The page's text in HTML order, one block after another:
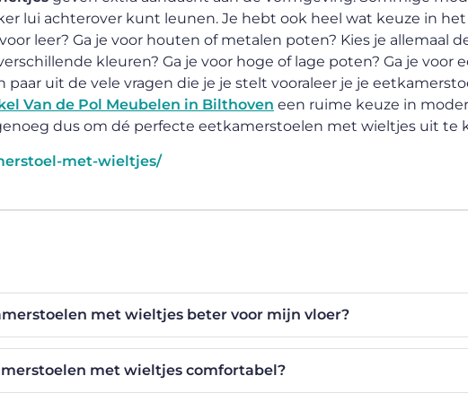
lui achterover kunt leunen. Je hebt ook heel wat keuze in het
leer? Ga je voor houten of metalen poten? Kies je allemaal
kleuren? Ga je voor hoge of lage poten? Ga je voor
uit de vele vragen die je je stelt vooraleer je je
Van de Pol Meubelen in Bilthoven een ruime keuze in
dus om dé perfecte eetkamerstoelen met wieltjes uit te
met-wieltjes/
met wieltjes beter voor mijn vloer?
met wieltjes comfortabel?